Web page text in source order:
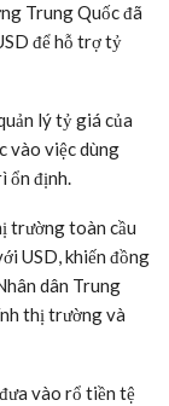
Trung Quốc đã
để hỗ trợ tỷ
lý tỷ giá của
vào việc dùng
ổn định.
trường toàn cầu
USD, khiến đồng
dân Trung
thị trường và
vào rổ tiền tệ